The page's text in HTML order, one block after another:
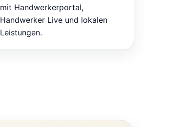
mit Handwerkerportal,
Handwerker Live und lokalen
Leistungen.